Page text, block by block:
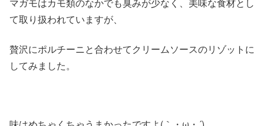
マガモはカモ類のなかでも臭みが少なく、美味な食材とし
て取り扱われていますが、
贅沢にポルチーニと合わせてクリームソースのリゾットに
してみました。